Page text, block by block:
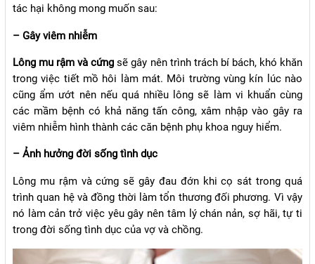
tác hại không mong muốn sau:
– Gây viêm nhiễm
Lông mu rậm và cứng sẽ gây nên trình trách bí bách, khó khăn
trong việc tiết mồ hôi làm mát. Môi trường vùng kín lúc nào
cũng ẩm ướt nên nếu quá nhiều lông sẽ làm vi khuẩn cùng
các mầm bệnh có khả năng tấn công, xâm nhập vào gây ra
viêm nhiễm hình thành các căn bệnh phụ khoa nguy hiểm.
– Ảnh hưởng đời sống tình dục
Lông mu rậm và cứng sẽ gây đau đớn khi cọ sát trong quá
trình quan hệ và đồng thời làm tổn thương đối phương. Vì vậy
nó làm cản trở việc yêu gây nên tâm lý chán nản, sợ hãi, tự ti
trong đời sống tình dục của vợ và chồng.